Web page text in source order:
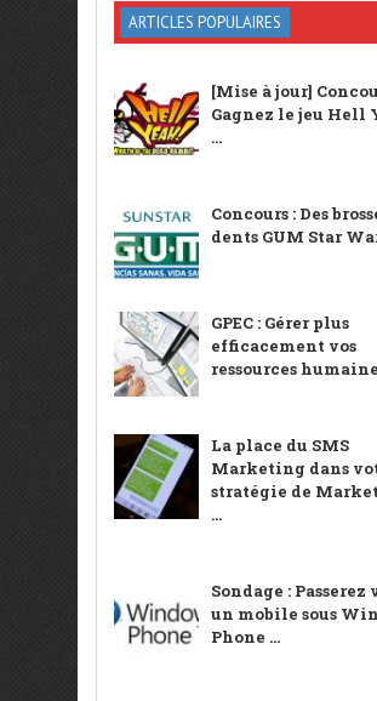
ARTICLES POPULAIRES
[Mise à jour]
Gagnez le jeu Hell
...
Concours : Des
dents GUM Star
GPEC : Gérer plus
efficacement vos
ressources
La place du SMS
Marketing dans
stratégie de
...
Sondage : Passerez
un mobile sous
Phone ...